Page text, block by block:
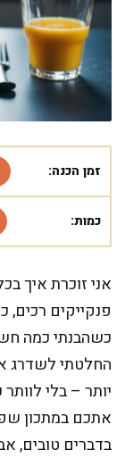
זמן הכנה:
כמות:
אני זוכרת איך
פנקייקים
כשהבנתי כמה
החלטתי לשדרג
יותר – בלי
אתכם במתכון
בדברים טובים,